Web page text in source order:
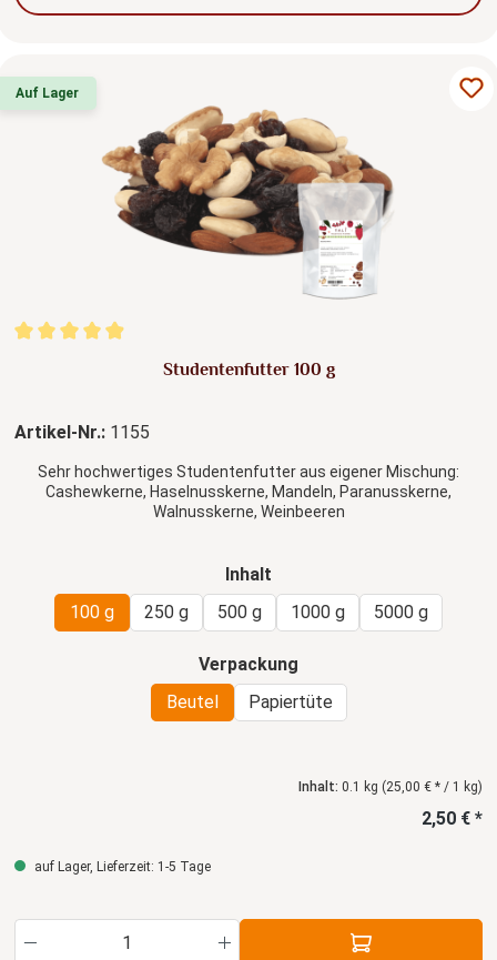
Auf Lager
Durchschnittliche Bewertung von 4.95 von 5 Sternen
Studentenfutter 100 g
Artikel-Nr.: 1155
Sehr hochwertiges Studentenfutter aus eigener Mischung:
Cashewkerne, Haselnusskerne, Mandeln, Paranusskerne,
Walnusskerne, Weinbeeren
Inhalt
100 g
250 g 500 g 1000 g 5000 g
Verpackung
Beutel
Papiertüte
Inhalt: 0.1 kg (25,00 € * / 1 kg)
2,50 € *
auf Lager, Lieferzeit: 1-5 Tage
Produkt Anzahl: Gib den gewünschten Wert